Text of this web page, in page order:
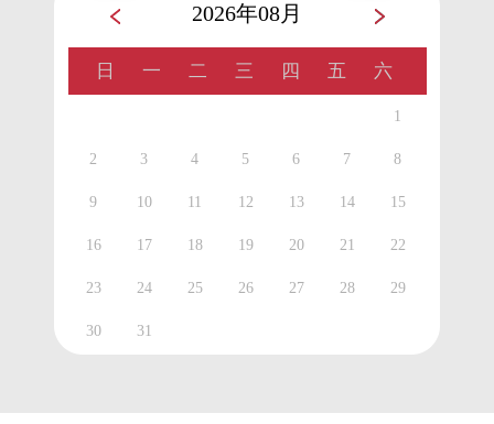
2026年08月
日 一 二 三 四 五 六
1
2 3 4 5 6 7 8
9 10 11 12 13 14 15
16 17 18 19 20 21 22
23 24 25 26 27 28 29
30 31